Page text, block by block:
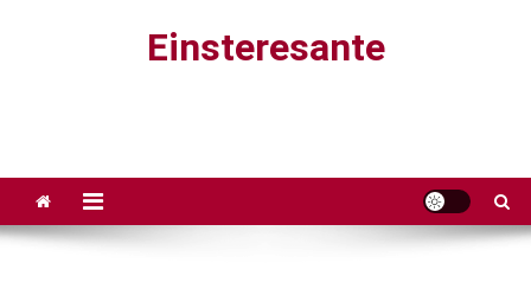
Einsteresante